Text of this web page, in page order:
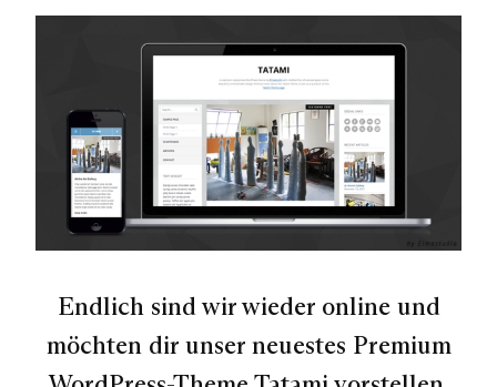
Endlich sind wir wieder online und
möchten dir unser neuestes Premium